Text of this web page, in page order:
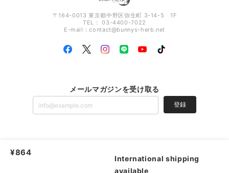
〒164-0013 東京都中野区弥生町 3-14-5 1F
TEL： 03-4400-7022
E-mail：contact@bunnys-herb.net
メールマガジンを受け取る
登録
あなたのためだけのオリジナルブレンドハーブティー専門店 Bunny's Herb |
ライバシーポリシー
特定商取引法に基づく表記
¥864
International shipping
available